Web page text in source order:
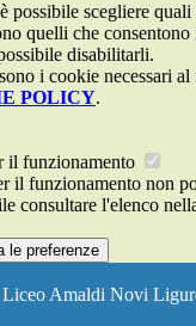
possibile scegliere
quelli che
disabilitarli.
i cookie necessari
POLICY.
il funzionamento
il funzionamento non
consultare l'elenco
le preferenze
Liceo Amaldi Novi